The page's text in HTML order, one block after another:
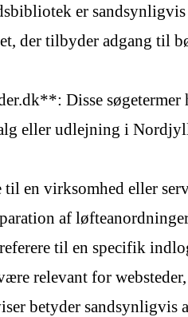
er
der tilbyder adgang til
Disse
eller udlejning i
virksomhed eller
af
til en specifik
relevant for
betyder sandsynligvis